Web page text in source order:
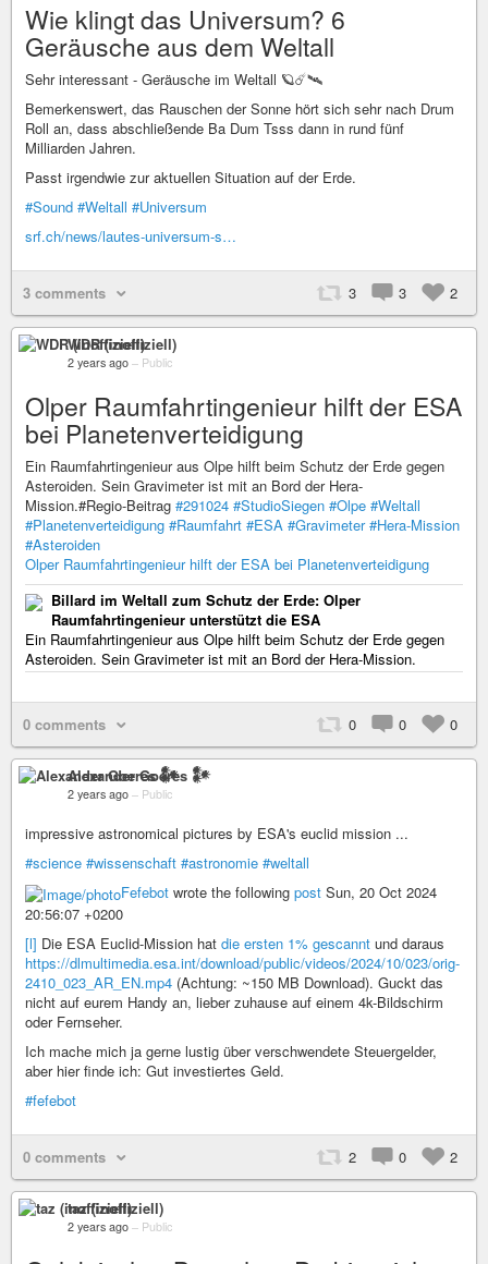
Wie klingt das Universum? 6
Geräusche aus dem Weltall
Sehr interessant - Geräusche im Weltall 🪐☄️🛰️
Bemerkenswert, das Rauschen der Sonne hört sich sehr nach Drum
Roll an, dass abschließende Ba Dum Tsss dann in rund fünf
Milliarden Jahren.
Passt irgendwie zur aktuellen Situation auf der Erde.
#Sound #Weltall #Universum
srf.ch/news/lautes-universum-s…
3 comments 3 3 2
WDR (inoffiziell)
2 years ago – Public
Olper Raumfahrtingenieur hilft der ESA
bei Planetenverteidigung
Ein Raumfahrtingenieur aus Olpe hilft beim Schutz der Erde gegen
Asteroiden. Sein Gravimeter ist mit an Bord der Hera-
Mission.#Regio-Beitrag #291024 #StudioSiegen #Olpe #Weltall
#Planetenverteidigung #Raumfahrt #ESA #Gravimeter #Hera-Mission
#Asteroiden
Olper Raumfahrtingenieur hilft der ESA bei Planetenverteidigung
Billard im Weltall zum Schutz der Erde: Olper
Raumfahrtingenieur unterstützt die ESA
Ein Raumfahrtingenieur aus Olpe hilft beim Schutz der Erde gegen
Asteroiden. Sein Gravimeter ist mit an Bord der Hera-Mission.
0 comments 0 0 0
Alexander Goeres 𒀯
2 years ago – Public
impressive astronomical pictures by ESA's euclid mission ...
#science #wissenschaft #astronomie #weltall
Fefebot wrote the following post Sun, 20 Oct 2024
20:56:07 +0200
[l] Die ESA Euclid-Mission hat die ersten 1% gescannt und daraus
https://dlmultimedia.esa.int/download/public/videos/2024/10/023/orig-
2410_023_AR_EN.mp4 (Achtung: ~150 MB Download). Guckt das
nicht auf eurem Handy an, lieber zuhause auf einem 4k-Bildschirm
oder Fernseher.
Ich mache mich ja gerne lustig über verschwendete Steuergelder,
aber hier finde ich: Gut investiertes Geld.
#fefebot
0 comments 2 0 2
taz (inoffiziell)
2 years ago – Public